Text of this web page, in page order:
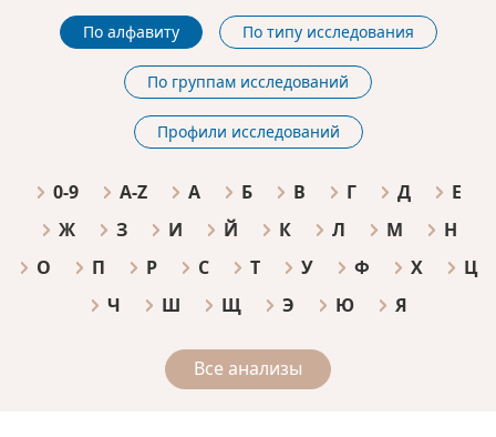
По алфавиту По типу исследования
По группам исследований
Профили исследований
0-9 A-Z А Б В Г Д
Е
Ж
З И Й К Л М
Н
О
П Р С Т У Ф Х
Ц
Ч
Ш Щ Э Ю Я
Все анализы